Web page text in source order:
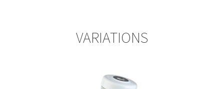
VARIATIONS